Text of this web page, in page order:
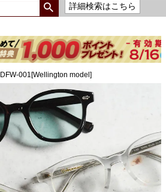
詳細検索はこちら
DFW-001[Wellington model]